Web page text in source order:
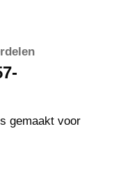
gemaakt voor